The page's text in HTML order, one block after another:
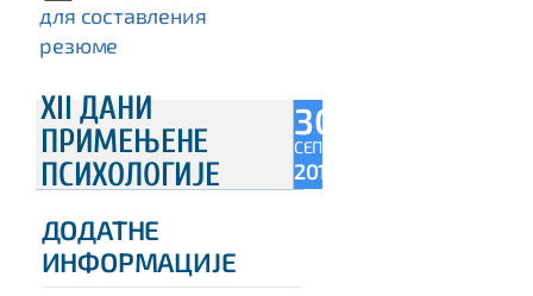
для составления
резюме
XII ДАНИ
ПРИМЕЊЕНЕ
ПСИХОЛОГИЈЕ
30
СЕП
2016
ДОДАТНЕ
ИНФОРМАЦИЈЕ